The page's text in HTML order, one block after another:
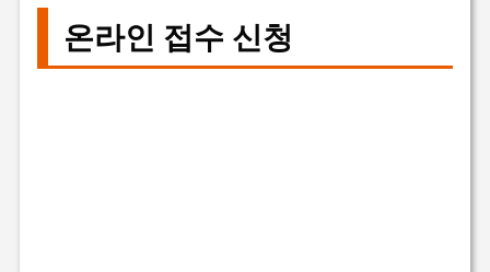
온라인 접수 신청